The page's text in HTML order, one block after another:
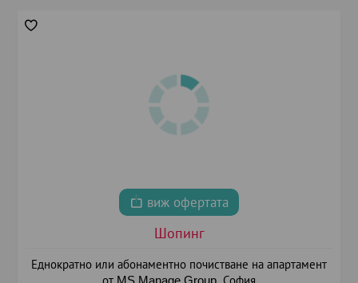
виж офертата
Шопинг
Еднократно или абонаментно почистване на апартамент
от MS Manage Group, София